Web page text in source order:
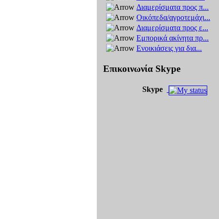
Διαμερίσματα προς π...
Οικόπεδα/αγροτεμάχι...
Διαμερίσματα προς ε...
Εμπορικά ακίνητα πρ...
Ενοικιάσεις για δια...
Επικοινωνία Skype
Skype